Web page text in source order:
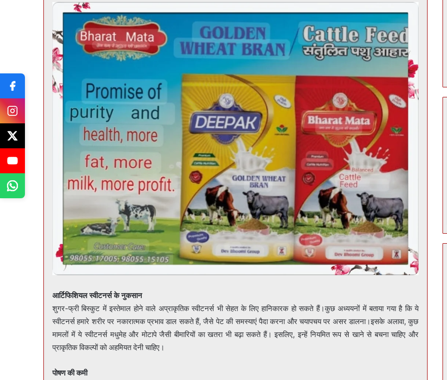
आर्टिफिशियल स्वीटनर्स के नुकसान
शुगर-फ्री बिस्कुट में इस्तेमाल होने वाले अप्राकृतिक स्वीटनर्स भी सेहत के लिए हानिकारक हो सकते हैं।कुछ अध्ययनों में बताया गया है कि ये
स्वीटनर्स हमारे शरीर पर नकारात्मक प्रभाव डाल सकते हैं, जैसे पेट की समस्याएं पैदा करना और चयापचय पर असर डालना।इसके अलावा, कुछ
मामलों में ये स्वीटनर्स मधुमेह और मोटापे जैसी बीमारियों का खतरा भी बढ़ा सकते हैं। इसलिए, इन्हें नियमित रूप से खाने से बचना चाहिए और
प्राकृतिक विकल्पों को अहमियत देनी चाहिए।
पोषण की कमी